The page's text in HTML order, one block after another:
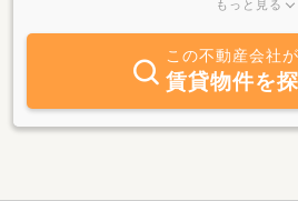
て頂ける物件を全力でご紹介させて頂き
ず、売買物件のご提案、ご紹介も可能で
手数料0円で物件ご紹介可能ですので、
ます。是非、《ハウステート大正店》へ
す。
もっと見る
この不動産会社
賃貸物件を